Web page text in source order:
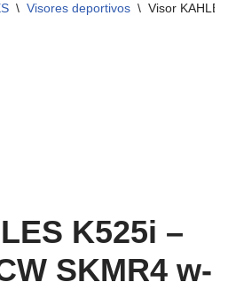
\ Visores deportivos \ Visor
K525i –
SKMR4 w-